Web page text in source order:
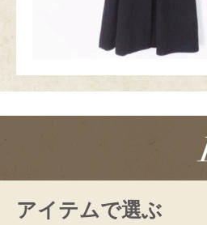
アイテムで選ぶ